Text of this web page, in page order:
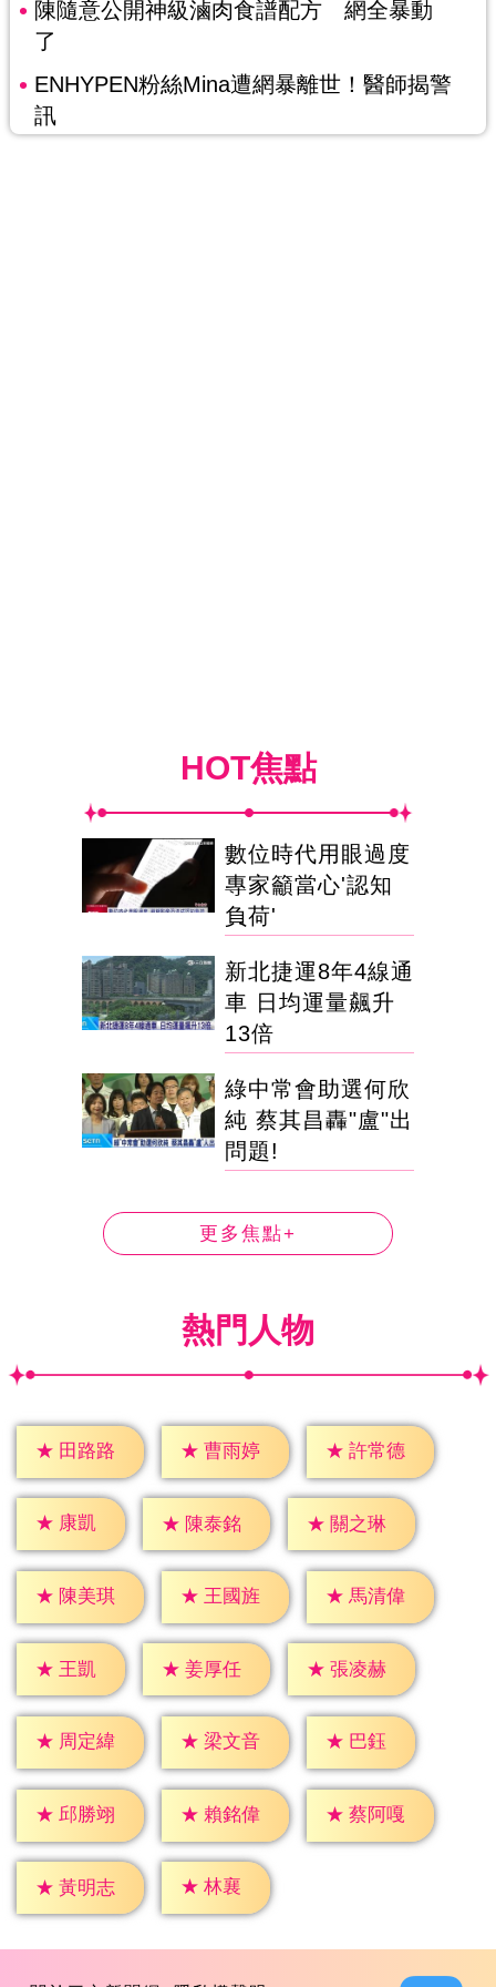
陳隨意公開神級滷肉食譜配方 網全暴動
了
ENHYPEN粉絲Mina遭網暴離世！醫師揭警
訊
HOT焦點
數位時代用眼過度
專家籲當心'認知
負荷'
新北捷運8年4線通
車 日均運量飆升
13倍
綠中常會助選何欣
純 蔡其昌轟"盧"出
問題!
更多焦點+
熱門人物
★ 田路路 ★ 曹雨婷 ★ 許常德
★ 康凱 ★ 陳泰銘 ★ 關之琳
★ 陳美琪 ★ 王國旌 ★ 馬清偉
★ 王凱 ★ 姜厚任 ★ 張凌赫
★ 周定緯 ★ 梁文音 ★ 巴鈺
★ 邱勝翊 ★ 賴銘偉 ★ 蔡阿嘎
★ 黃明志 ★ 林襄